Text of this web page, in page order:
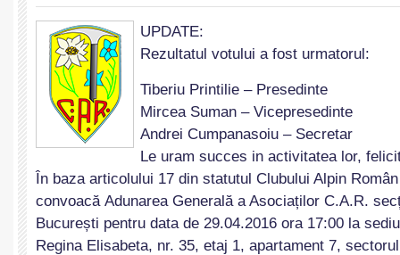
UPDATE:
Rezultatul votului a fost urmatorul:
Tiberiu Printilie – Presedinte
Mircea Suman – Vicepresedinte
Andrei Cumpanasoiu – Secretar
Le uram succes in activitatea lor,
În baza articolului 17 din statutul Clubului Alpin
convoacă Adunarea Generală a Asociaților C.A.R.
București pentru data de 29.04.2016 ora 17:00 la
Regina Elisabeta, nr. 35, etaj 1, apartament 7,